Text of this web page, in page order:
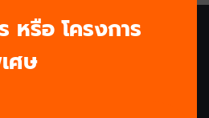
หรือ โครงการ
ศษ